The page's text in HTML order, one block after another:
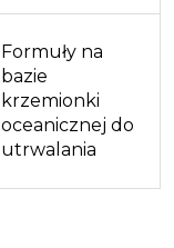
Formuły na
bazie
krzemionki
oceanicznej do
utrwalania